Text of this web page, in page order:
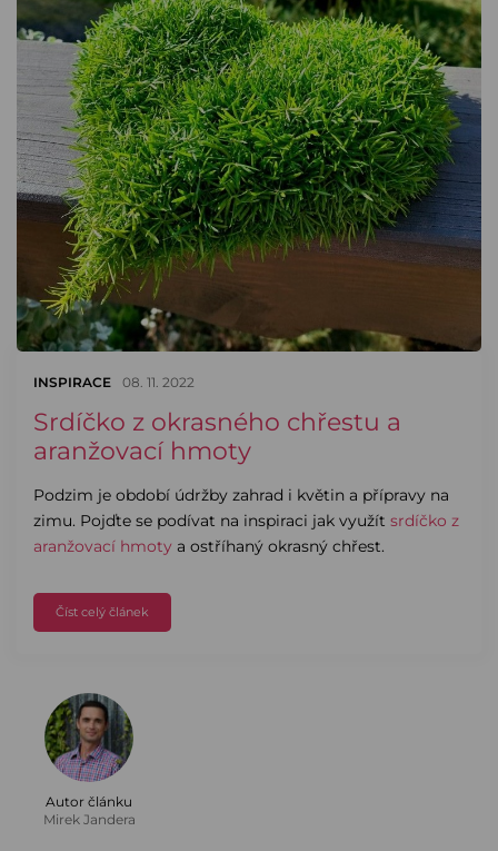
INSPIRACE 08. 11. 2022
Srdíčko z okrasného chřestu a
aranžovací hmoty
Podzim je období údržby zahrad i květin a přípravy na
zimu. Pojďte se podívat na inspiraci jak využít srdíčko z
aranžovací hmoty a ostříhaný okrasný chřest.
Číst celý článek
Autor článku
Mirek Jandera